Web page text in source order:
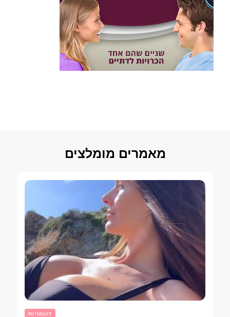
מאמרים מומלצים
דוגמניות